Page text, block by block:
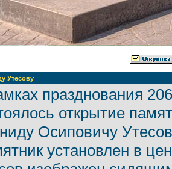
Утесову
празднования
открытие
Осиповичу
установлен в